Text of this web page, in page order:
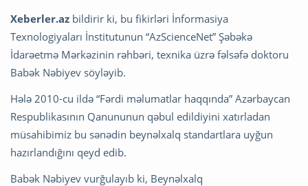
Xeberler.az bildirir ki, bu fikirləri İnformasiya
Texnologiyaları İnstitutunun “AzScienceNet” Şəbəkə
İdarəetmə Mərkəzinin rəhbəri, texnika üzrə fəlsəfə doktoru
Babək Nəbiyev söyləyib.
Hələ 2010-cu ildə “Fərdi məlumatlar haqqında” Azərbaycan
Respublikasının Qanununun qəbul edildiyini xatırladan
müsahibimiz bu sənədin beynəlxalq standartlara uyğun
hazırlandığını qeyd edib.
Babək Nəbiyev vurğulayıb ki, Beynəlxalq